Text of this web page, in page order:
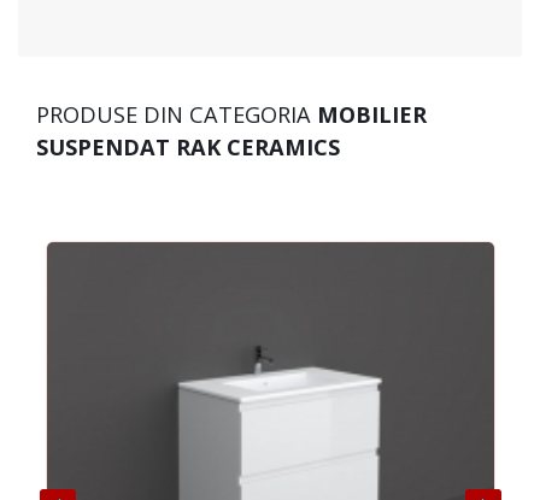
PRODUSE DIN CATEGORIA MOBILIER
SUSPENDAT RAK CERAMICS